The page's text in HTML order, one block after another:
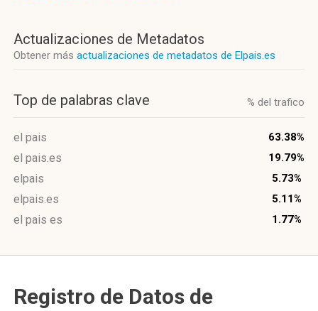
Actualizaciones de Metadatos
Obtener más actualizaciones de metadatos de Elpais.es
Top de palabras clave % del trafico
el pais 63.38%
el pais.es 19.79%
elpais 5.73%
elpais.es 5.11%
el pais es 1.77%
Registro de Datos de